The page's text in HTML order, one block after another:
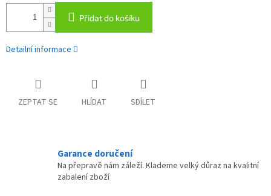
Přidat do košíku
Detailní informace
ZEPTAT SE HLÍDAT SDÍLET
Garance doručení
Na přepravě nám záleží. Klademe velký důraz na kvalitní
zabalení zboží